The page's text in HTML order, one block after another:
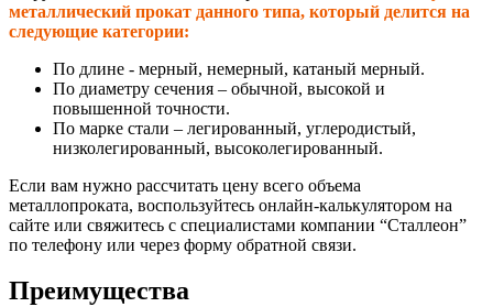
металлический прокат данного типа, который делится на
следующие категории:
По длине - мерный, немерный, катаный мерный.
По диаметру сечения – обычной, высокой и
повышенной точности.
По марке стали – легированный, углеродистый,
низколегированный, высоколегированный.
Если вам нужно рассчитать цену всего объема
металлопроката, воспользуйтесь онлайн-калькулятором на
сайте или свяжитесь с специалистами компании “Сталлеон”
по телефону или через форму обратной связи.
Преимущества